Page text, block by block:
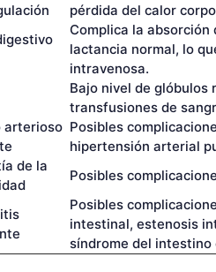
pérdida del calor
Complica la absorción
lactancia normal, lo
intravenosa.
Bajo nivel de glóbulos
transfusiones de
arterioso Posibles
hipertensión arterial
de la
Posibles
Posibles
intestinal, estenosis
síndrome del intestino